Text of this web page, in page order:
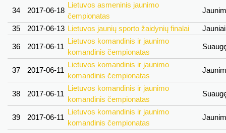
34 2017-06-18
Lietuvos asmeninis jaunimo
čempionatas
35 2017-06-13 Lietuvos jaunių sporto žaidynių finalai
36 2017-06-11
Lietuvos komandinis ir jaunimo
komandinis čempionatas
37 2017-06-11
Lietuvos komandinis ir jaunimo
komandinis čempionatas
38 2017-06-11
Lietuvos komandinis ir jaunimo
komandinis čempionatas
39 2017-06-11
Lietuvos komandinis ir jaunimo
komandinis čempionatas